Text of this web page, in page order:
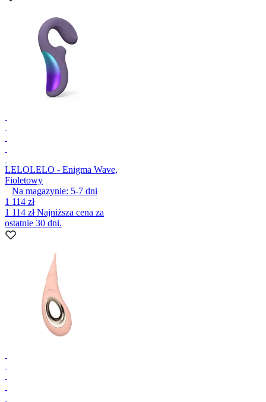
LELOLELO - Enigma Wave,
Fioletowy
Na magazynie: 5-7 dni
1 114 zł
1 114 złNajniższa cena za
ostatnie 30 dni.